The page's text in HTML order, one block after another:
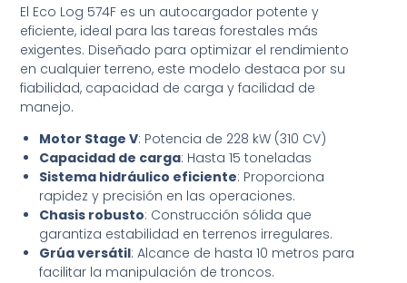
El Eco Log 574F es un autocargador potente y
eficiente, ideal para las tareas forestales más
exigentes. Diseñado para optimizar el rendimiento
en cualquier terreno, este modelo destaca por su
fiabilidad, capacidad de carga y facilidad de
manejo.
Motor Stage V: Potencia de 228 kW (310 CV)
Capacidad de carga: Hasta 15 toneladas
Sistema hidráulico eficiente: Proporciona
rapidez y precisión en las operaciones.
Chasis robusto: Construcción sólida que
garantiza estabilidad en terrenos irregulares.
Grúa versátil: Alcance de hasta 10 metros para
facilitar la manipulación de troncos.